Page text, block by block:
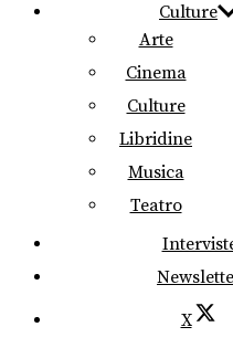
Culture
Arte
Cinema
Culture
Libridine
Musica
Teatro
X